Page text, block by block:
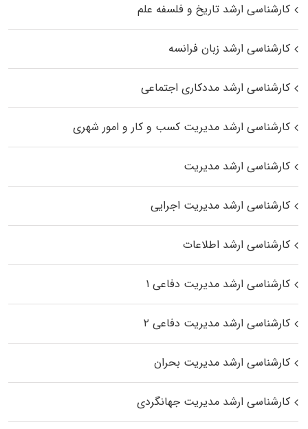
کارشناسی ارشد تاریخ و فلسفه علم
کارشناسی ارشد زبان فرانسه
کارشناسی ارشد مددکاری اجتماعی
کارشناسی ارشد مدیریت کسب و کار و امور شهری
کارشناسی ارشد مدیریت
کارشناسی ارشد مدیریت اجرایی
کارشناسی ارشد اطلاعات
کارشناسی ارشد مدیریت دفاعی ۱
کارشناسی ارشد مدیریت دفاعی ۲
کارشناسی ارشد مدیریت بحران
کارشناسی ارشد مدیریت جهانگردی